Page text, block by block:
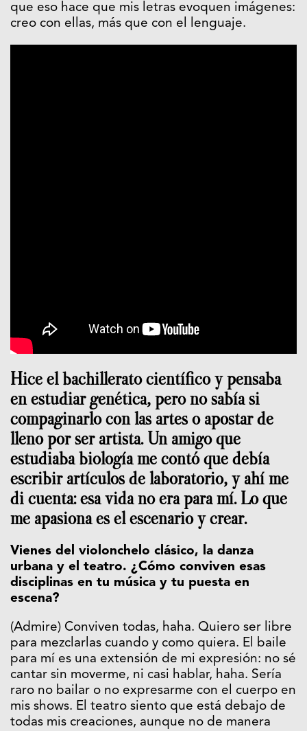
que eso hace que mis letras evoquen imágenes:
creo con ellas, más que con el lenguaje.
Hice el bachillerato científico y pensaba
en estudiar genética, pero no sabía si
compaginarlo con las artes o apostar de
lleno por ser artista. Un amigo que
estudiaba biología me contó que debía
escribir artículos de laboratorio, y ahí me
di cuenta: esa vida no era para mí. Lo que
me apasiona es el escenario y crear.
Vienes del violonchelo clásico, la danza
urbana y el teatro. ¿Cómo conviven esas
disciplinas en tu música y tu puesta en
escena?
(Admire) Conviven todas, haha. Quiero ser libre
para mezclarlas cuando y como quiera. El baile
para mí es una extensión de mi expresión: no sé
cantar sin moverme, ni casi hablar, haha. Sería
raro no bailar o no expresarme con el cuerpo en
mis shows. El teatro siento que está debajo de
todas mis creaciones, aunque no de manera